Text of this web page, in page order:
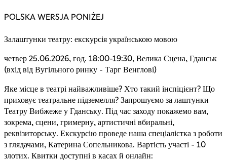
POLSKA WERSJA PONIŻEJ
Залаштунки театру: екскурсія українською мовою
четвер 25.06.2026, год. 18:00-19:30, Велика Сцена, Гданськ
(вхід від Вугільного ринку - Тарг Венглові)
Яке місце в театрі найважливіше? Хто такий інспіцієнт? Що
приховує театральне підземелля? Запрошуємо за лаштунки
Театру Вибжеже у Гданську. Під час заходу покажемо вам,
зокрема, сцени, гримерну, артистичні вбиральні,
реквізиторську. Екскурсію проведе наша спеціалістка з роботи
з глядачами, Катерина Сопельникова. Вартість участі - 10
злотих. Квитки доступні в касах й онлайн: